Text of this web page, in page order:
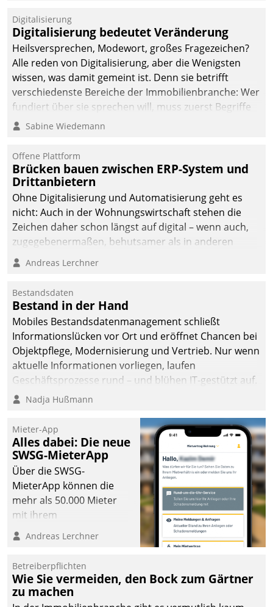
Digitalisierung
Digitalisierung bedeutet Veränderung
Heilsversprechen, Modewort, großes Fragezeichen?
Alle reden von Digitalisierung, aber die Wenigsten
wissen, was damit gemeint ist. Denn sie betrifft
verschiedenste Bereiche der Immobilienbranche: Wer
fundiert über sie sprechen will, muss zuerst Begriffe
klären. Ein Aspekt ist die betriebliche Optimierung:
Einsparungen durch optimierte und automatisierte
Prozesse. Doch man darf nicht zu viel erwarten: Allein
mit der Einführung einer neuen Software ist es nicht
getan. Die Digitalisierung erfordert von Unternehmen
die Bereitschaft, sich zu überprüfen, zu hinterfragen
und zu verändern.
Sabine Wiedemann
Offene Plattform
Brücken bauen zwischen ERP-System und
Drittanbietern
Ohne Digitalisierung und Automatisierung geht es
nicht: Auch in der Wohnungswirtschaft stehen die
Zeichen daher schon längst auf digital – wenn auch,
zugegebenermaßen, behutsamer als in anderen
Branchen.
Andreas Lerchner
Bestandsdaten
Bestand in der Hand
Mobiles Bestandsdatenmanagement schließt
Informationslücken vor Ort und eröffnet Chancen bei
Objektpflege, Modernisierung und Vertrieb. Nur wenn
aktuelle Informationen vorliegen, laufen
Geschäftsprozesse rund – und blühen IT-gestützt auf.
Nadja Hußmann
Mieter-App
Alles dabei: Die neue
SWSG-MieterApp
Über die SWSG-
MieterApp können die
mehr als 50.000 Mieter
mit ihrem
Wohnungsunternehmen
kommunizieren, auf dem
einsehen und ändern
oder
Schadensmeldungen
Andreas Lerchner
Betreiberpflichten
Wie Sie vermeiden, den Bock zum Gärtner
zu machen